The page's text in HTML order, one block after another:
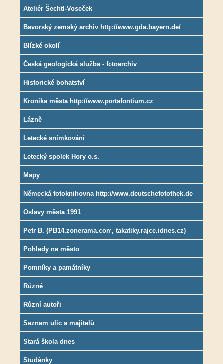
Ateliér Šechtl-Voseček
Bavorský zemský archiv http://www.gda.bayern.de/
Blízké okolí
Česká geologická služba - fotoarchiv
Historické bohatství
Kronika města http://www.portafontium.cz
Lázně
Letecké snímkování
Letecký spolek Hory o.s.
Mapy
Německá fotoknihovna http://www.deutschefotothek.de
Oslavy města 1991
Petr B. (PB14.zonerama.com, takatiky.rajce.idnes.cz)
Pohledy na město
Pomníky a památníky
Různé
Různí autoři
Seznam ulic a majitelů
Stará škola dnes
Studánky